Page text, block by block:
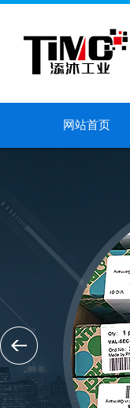
网站首页